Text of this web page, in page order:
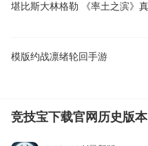
模版约战凛绪轮回手游
竞技宝下载官网历史版本